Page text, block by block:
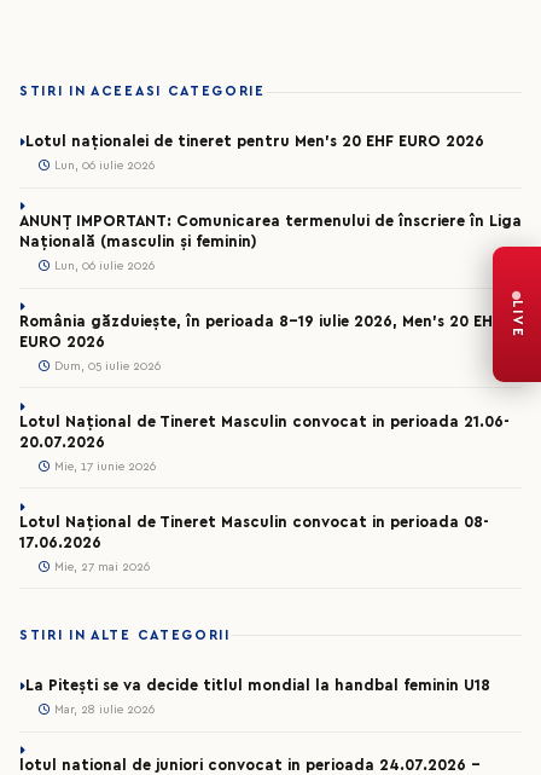
STIRI IN ACEEASI CATEGORIE
Lotul naționalei de tineret pentru Men’s 20 EHF EURO 2026
Lun, 06 iulie 2026
ANUNȚ IMPORTANT: Comunicarea termenului de înscriere în Liga
Națională (masculin și feminin)
Lun, 06 iulie 2026
România găzduiește, în perioada 8-19 iulie 2026, Men’s 20 EHF
EURO 2026
Dum, 05 iulie 2026
Lotul Național de Tineret Masculin convocat in perioada 21.06-
20.07.2026
Mie, 17 iunie 2026
Lotul Național de Tineret Masculin convocat in perioada 08-
17.06.2026
Mie, 27 mai 2026
STIRI IN ALTE CATEGORII
La Pitești se va decide titlul mondial la handbal feminin U18
Mar, 28 iulie 2026
lotul national de juniori convocat in perioada 24.07.2026 –
LIVE